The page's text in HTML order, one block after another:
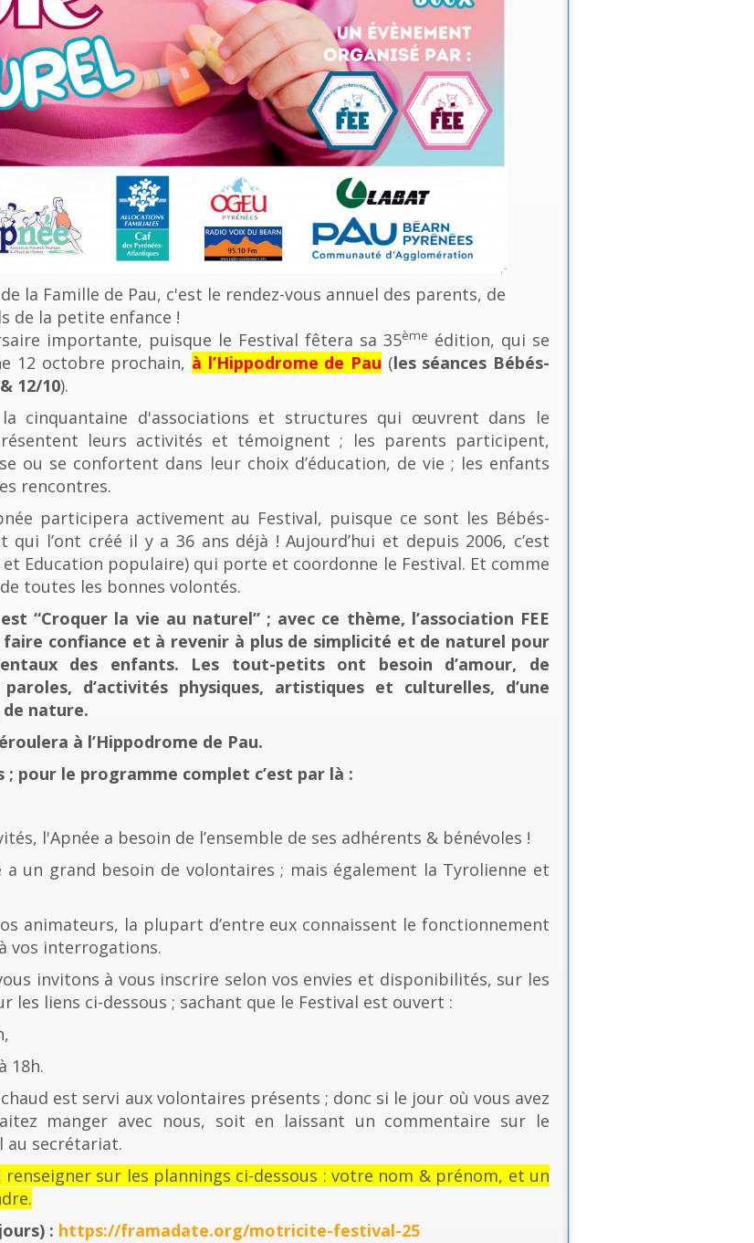
la Famille de Pau, c'est le rendez-vous annuel des parents, de
de la petite enfance !
importante, puisque le Festival fêtera sa 35ème édition, qui se
12 octobre prochain, à l’Hippodrome de Pau (les séances Bébés-
12/10).
cinquantaine d'associations et structures qui œuvrent dans le
leurs activités et témoignent ; les parents participent,
ou se confortent dans leur choix d’éducation, de vie ; les enfants
rencontres.
participera activement au Festival, puisque ce sont les Bébés-
l’ont créé il y a 36 ans déjà ! Aujourd’hui et depuis 2006, c’est
et Education populaire) qui porte et coordonne le Festival. Et comme
toutes les bonnes volontés.
“Croquer la vie au naturel” ; avec ce thème, l’association FEE
confiance et à revenir à plus de simplicité et de naturel pour
des enfants. Les tout-petits ont besoin d’amour, de
d’activités physiques, artistiques et culturelles, d’une
nature.
à l’Hippodrome de Pau.
; pour le programme complet c’est par là :
l'Apnée a besoin de l’ensemble de ses adhérents & bénévoles !
a un grand besoin de volontaires ; mais également la Tyrolienne et
animateurs, la plupart d’entre eux connaissent le fonctionnement
vos interrogations.
invitons à vous inscrire selon vos envies et disponibilités, sur les
les liens ci-dessous ; sachant que le Festival est ouvert :
18h.
est servi aux volontaires présents ; donc si le jour où vous avez
manger avec nous, soit en laissant un commentaire sur le
au secrétariat.
sur les plannings ci-dessous : votre nom & prénom, et un
: https://framadate.org/motricite-festival-25